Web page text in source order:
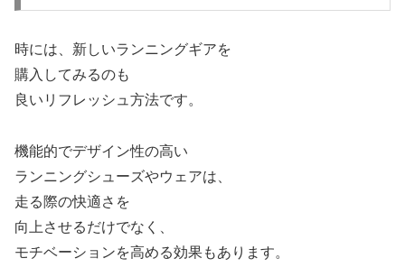
時には、新しいランニングギアを
購入してみるのも
良いリフレッシュ方法です。
機能的でデザイン性の高い
ランニングシューズやウェアは、
走る際の快適さを
向上させるだけでなく、
モチベーションを高める効果もあります。